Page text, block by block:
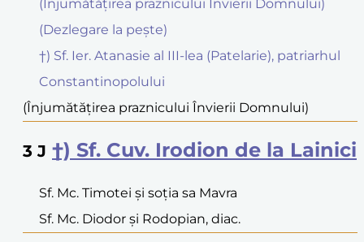
(Înjumătățirea praznicului Învierii Domnului)
(Dezlegare la peşte)
†) Sf. Ier. Atanasie al III-lea (Patelarie), patriarhul
Constantinopolului
(Înjumătățirea praznicului Învierii Domnului)
3 J †) Sf. Cuv. Irodion de la Lainici
Sf. Mc. Timotei şi soţia sa Mavra
Sf. Mc. Diodor şi Rodopian, diac.